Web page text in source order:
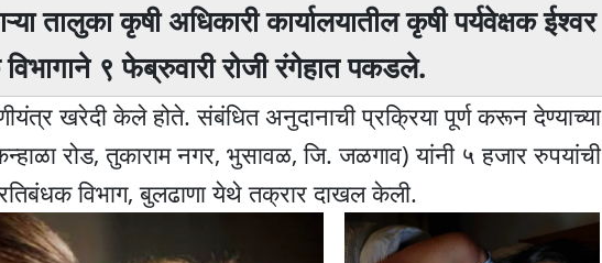
तालुका कृषी अधिकारी कार्यालयातील कृषी पर्यवेक्षक ईश्वर
९ फेब्रुवारी रोजी रंगेहात पकडले.
खरेदी केले होते. संबंधित अनुदानाची प्रक्रिया पूर्ण करून देण्याच्या
रोड, तुकाराम नगर, भुसावळ, जि. जळगाव) यांनी ५ हजार रुपयांची
विभाग, बुलढाणा येथे तक्रार दाखल केली.